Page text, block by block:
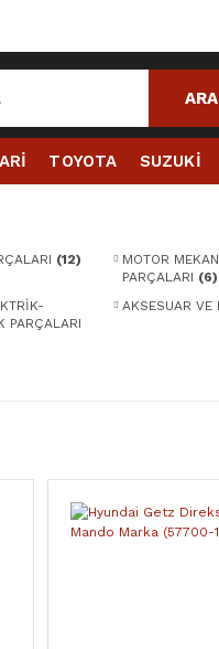
ARA
TOYOTA SUZUKİ
(12)
MOTOR
PARÇALARI (6)
PARÇALARI
AKSESUAR VE